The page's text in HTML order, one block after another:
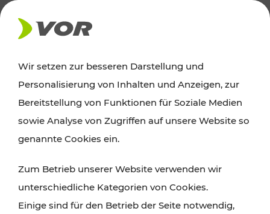
AKTUELLES
News
Alle wichtigen Meldungen zu Fahrplanänderungen,
finden Sie hier im Überblick.
Wir setzen zur besseren Darstellung und
Personalisierung von Inhalten und Anzeigen, zur
Bereitstellung von Funktionen für Soziale Medien
sowie Analyse von Zugriffen auf unsere Website so
genannte Cookies ein.
Zum Betrieb unserer Website verwenden wir
unterschiedliche Kategorien von Cookies.
Einige sind für den Betrieb der Seite notwendig,